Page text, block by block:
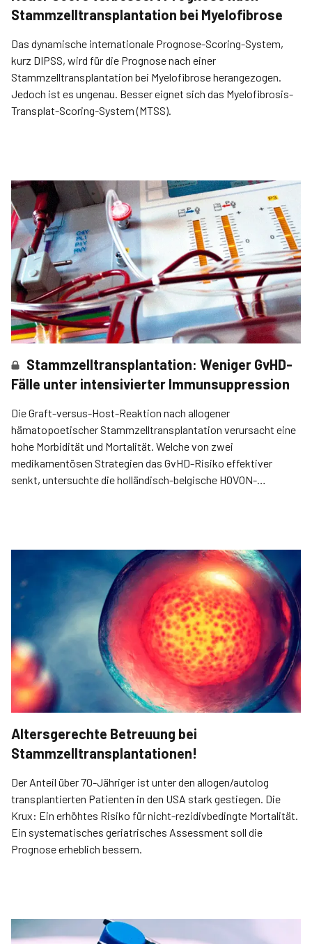
Stammzelltransplantation bei Myelofibrose
Das dynamische internationale Prognose-Scoring-System,
kurz DIPSS, wird für die Prognose nach einer
Stammzelltransplantation bei Myelofibrose herangezogen.
Jedoch ist es ungenau. Besser eignet sich das Myelofibrosis-
Transplat-Scoring-System (MTSS).
Stammzelltransplantation: Weniger GvHD-
Fälle unter intensivierter Immunsuppression
Die Graft-versus-Host-Reaktion nach allogener
hämatopoetischer Stammzelltransplantation verursacht eine
hohe Morbidität und Mortalität. Welche von zwei
medikamentösen Strategien das GvHD-Risiko effektiver
senkt, untersuchte die holländisch-belgische HOVON-
Altersgerechte Betreuung bei
Stammzelltransplantationen!
Der Anteil über 70-Jähriger ist unter den allogen/autolog
transplantierten Patienten in den USA stark gestiegen. Die
Krux: Ein erhöhtes Risiko für nicht-rezidivbedingte Mortalität.
Ein systematisches geriatrisches Assessment soll die
Prognose erheblich bessern.